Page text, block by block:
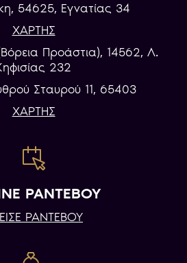
54625, Εγνατίας 34
ΧΑΡΤΗΣ
Προάστια), 14562, Λ.
232
Σταυρού 11, 65403
ΧΑΡΤΗΣ
ΡΑΝΤΕΒΟΥ
ΡΑΝΤΕΒΟΥ